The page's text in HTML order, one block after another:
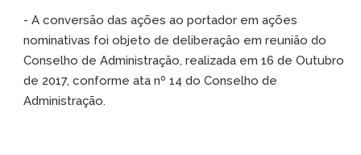
- A conversão das ações ao portador em ações
nominativas foi objeto de deliberação em reunião do
Conselho de Administração, realizada em 16 de Outubro
de 2017, conforme ata nº 14 do Conselho de
Administração.